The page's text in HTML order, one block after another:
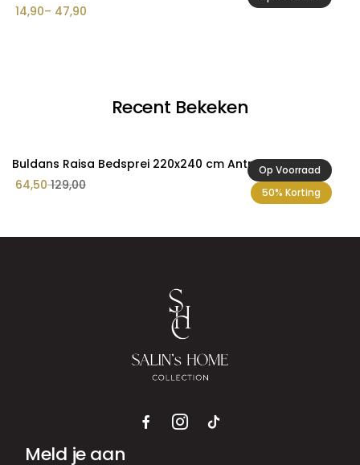
14,90– 47,90
Prijsklasse:
Recent Bekeken
Op Voorraad
50% Korting
Buldans Raisa Bedsprei 220x240 cm Antraciet
64,50129,00
Meld je aan